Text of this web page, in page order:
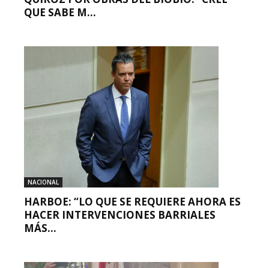
QUE SABE M...
NACIONAL
HARBOE: “LO QUE SE REQUIERE AHORA ES
HACER INTERVENCIONES BARRIALES
MÁS...